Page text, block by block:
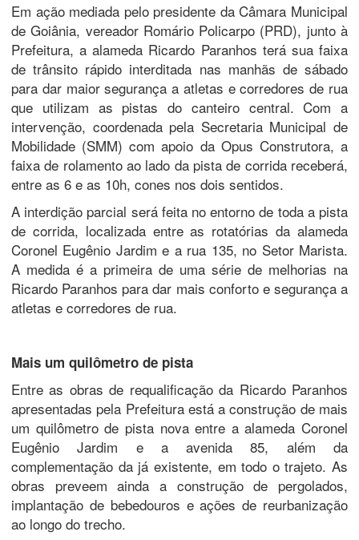
Em ação mediada pelo presidente da Câmara Municipal
de Goiânia, vereador Romário Policarpo (PRD), junto à
Prefeitura, a alameda Ricardo Paranhos terá sua faixa
de trânsito rápido interditada nas manhãs de sábado
para dar maior segurança a atletas e corredores de rua
que utilizam as pistas do canteiro central. Com a
intervenção, coordenada pela Secretaria Municipal de
Mobilidade (SMM) com apoio da Opus Construtora, a
faixa de rolamento ao lado da pista de corrida receberá,
entre as 6 e as 10h, cones nos dois sentidos.
A interdição parcial será feita no entorno de toda a pista
de corrida, localizada entre as rotatórias da alameda
Coronel Eugênio Jardim e a rua 135, no Setor Marista.
A medida é a primeira de uma série de melhorias na
Ricardo Paranhos para dar mais conforto e segurança a
atletas e corredores de rua.
Mais um quilômetro de pista
Entre as obras de requalificação da Ricardo Paranhos
apresentadas pela Prefeitura está a construção de mais
um quilômetro de pista nova entre a alameda Coronel
Eugênio Jardim e a avenida 85, além da
complementação da já existente, em todo o trajeto. As
obras preveem ainda a construção de pergolados,
implantação de bebedouros e ações de reurbanização
ao longo do trecho.